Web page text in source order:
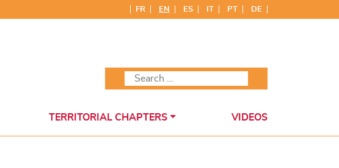
FR EN ES IT PT DE
TERRITORIAL CHAPTERS VIDEOS